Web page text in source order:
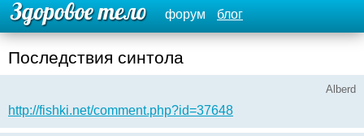
форум блог
Последствия синтола
Alberd
http://fishki.net/comment.php?id=37648